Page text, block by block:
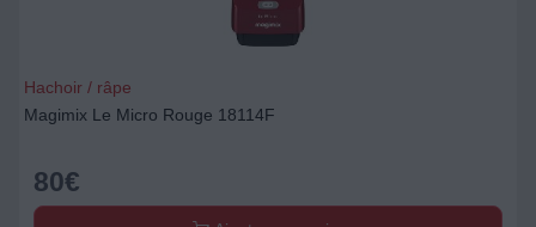
Hachoir / râpe
Magimix Le Micro Rouge 18114F
80€